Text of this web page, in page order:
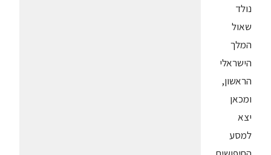
נולד
שאול
המלך
הישראלי
הראשון,
ומכאן
יצא
למסע